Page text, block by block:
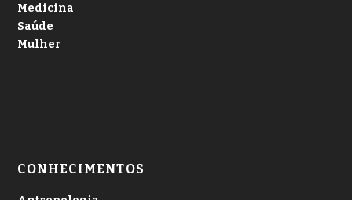
Medicina
Saúde
Mulher
CONHECIMENTOS